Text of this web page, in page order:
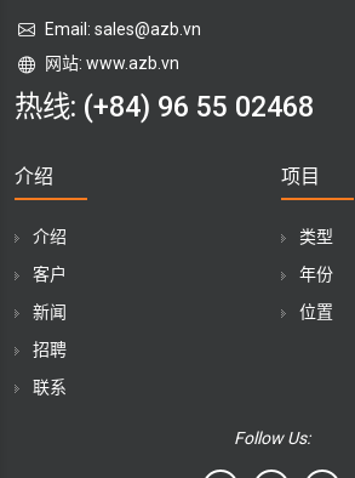
Email: sales@azb.vn
网站: www.azb.vn
热线: (+84) 96 55 02468
介绍
介绍
客户
新闻
招聘
联系
项目
类型
年份
位置
Follow Us: